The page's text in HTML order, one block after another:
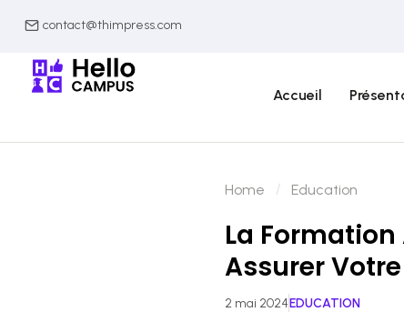
contact@thimpress.com
Accueil
Home Education
La Formation
Assurer
2 mai 2024EDUCATION